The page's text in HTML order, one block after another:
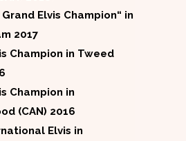
Elvis Champion“ in
2017
Champion in Tweed
Champion in
(CAN) 2016
Elvis in